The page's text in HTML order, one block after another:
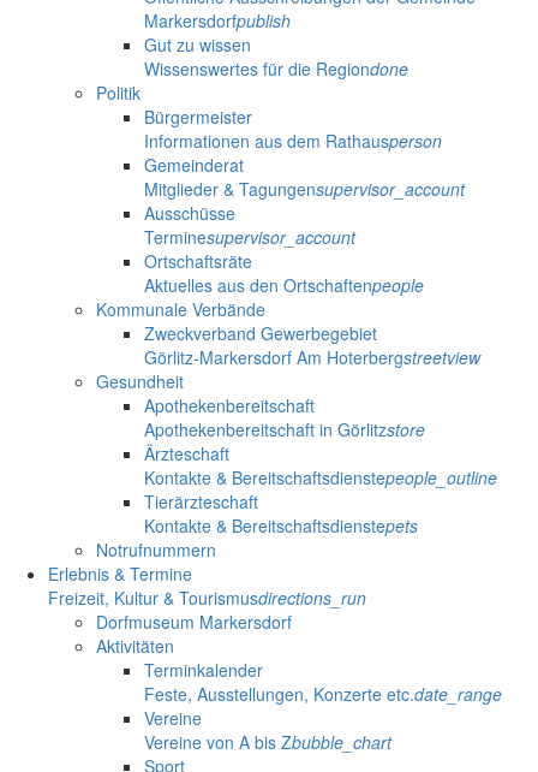
Markersdorfpublish
Gut zu wissen
Wissenswertes für die Regiondone
Politik
Bürgermeister
Informationen aus dem Rathausperson
Gemeinderat
Mitglieder & Tagungensupervisor_account
Ausschüsse
Terminesupervisor_account
Ortschaftsräte
Aktuelles aus den Ortschaftenpeople
Kommunale Verbände
Zweckverband Gewerbegebiet
Görlitz-Markersdorf Am Hoterbergstreetview
Gesundheit
Apothekenbereitschaft
Apothekenbereitschaft in Görlitzstore
Ärzteschaft
Kontakte & Bereitschaftsdienstepeople_outline
Tierärzteschaft
Kontakte & Bereitschaftsdienstepets
Notrufnummern
Erlebnis & Termine
Freizeit, Kultur & Tourismusdirections_run
Dorfmuseum Markersdorf
Aktivitäten
Terminkalender
Feste, Ausstellungen, Konzerte etc.date_range
Vereine
Vereine von A bis Zbubble_chart
Sport